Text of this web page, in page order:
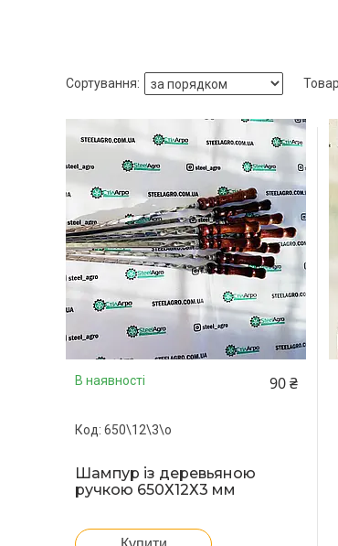
В наявності 90 ₴
650\12\3\о
Шампур із деревьяною
ручкою 650Х12Х3 мм